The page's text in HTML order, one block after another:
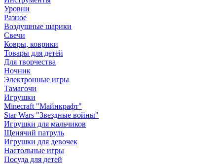
Уровни
Разное
Воздушные шарики
Свечи
Ковры, коврики
Товары для детей
Для творчества
Ночник
Электронные игры
Тамагочи
Игрушки
Minecraft "Майнкрафт"
Star Wars "Звездные войны"
Игрушки для мальчиков
Щенячий патруль
Игрушки для девочек
Настольные игры
Посуда для детей